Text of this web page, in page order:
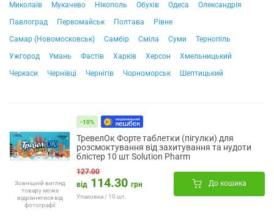
Миколаїв
Мукачево Нікополь Обухів Одеса
Олександрія
Павлоград
Первомайськ Полтава
Рівне
Самар (Новомосковськ)
Самбір Сміла Суми
Тернопіль
Ужгород
Умань Фастів Харків Херсон
Хмельницький
Черкаси
Чернівці Чернігів Чорноморськ Шептицький
Зовнішній вигляд
товару може
відрізнятися від
фотографії
-10%
ТревелОк Форте таблетки (пігулки) для
розсмоктування від захитування та нудоти
блістер 10 шт Solution Pharm
127.00
від 114.30 грн
Упаковка / 10 шт.
До кошика